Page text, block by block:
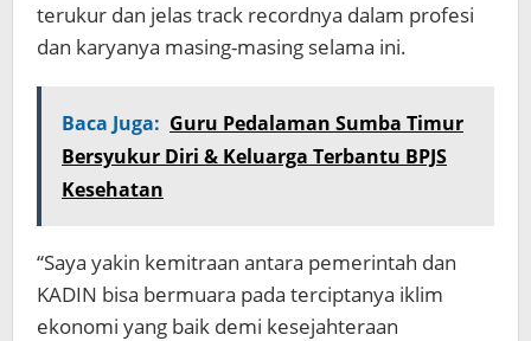
terukur dan jelas track recordnya dalam profesi
dan karyanya masing-masing selama ini.
Baca Juga: Guru Pedalaman Sumba Timur
Bersyukur Diri & Keluarga Terbantu BPJS
Kesehatan
“Saya yakin kemitraan antara pemerintah dan
KADIN bisa bermuara pada terciptanya iklim
ekonomi yang baik demi kesejahteraan